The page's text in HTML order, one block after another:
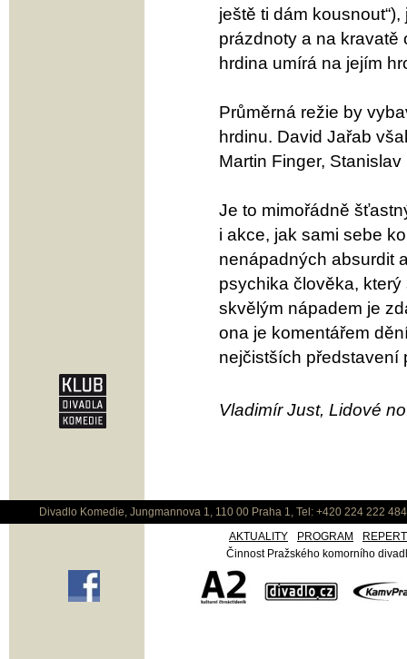
ještě ti dám
prázdnoty a na kravatě
hrdina umírá na jejím
Průměrná režie by
hrdinu. David Jařab
Martin Finger,
Je to mimořádně
i akce, jak sami sebe
nenápadných absurdit
psychika člověka, který
skvělým nápadem je
ona je komentářem
nejčistších představení
Vladimír Just, Lidové
Divadlo Komedie, Jungmannova 1, 110 00 Praha 1, Tel: +420 224 222
AKTUALITY
PROGRAM
Činnost Pražského komorního